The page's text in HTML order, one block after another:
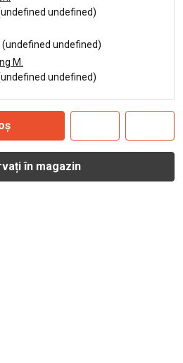
undefined)
(undefined undefined)
M.
undefined)
în magazin